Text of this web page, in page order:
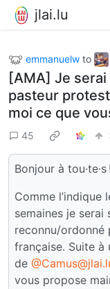
jlai.lu
emmanuelw to
[AMA] Je
pasteur
moi ce que
45
Bonjour à tou·te·s !
Comme
semaines je serai
reconnu/ordonné
française. Suite à
de
vous propose